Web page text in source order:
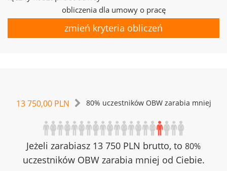
obliczenia dla umowy o pracę
zmień kryteria obliczeń
13 750,00 PLN 80% uczestników OBW zarabia mniej
Jeżeli zarabiasz 13 750 PLN brutto, to 80%
uczestników OBW zarabia mniej od Ciebie.